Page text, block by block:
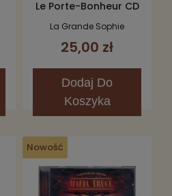
Le Porte-Bonheur CD
La Grande Sophie
25,00 zł
Dodaj Do
Koszyka
Nowość